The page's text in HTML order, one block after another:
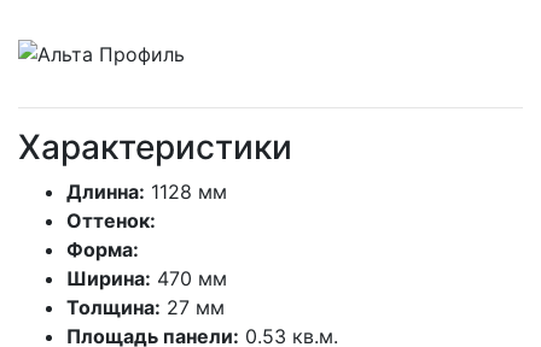
Характеристики
Длинна: 1128 мм
Оттенок:
Форма:
Ширина: 470 мм
Толщина: 27 мм
Площадь панели: 0.53 кв.м.